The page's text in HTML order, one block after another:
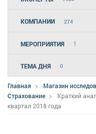
КОМПАНИИ 274
МЕРОПРИЯТИЯ 1
ТЕМА ДНЯ 0
Главная Магазин
Страхование
Краткий
квартал 2018 года